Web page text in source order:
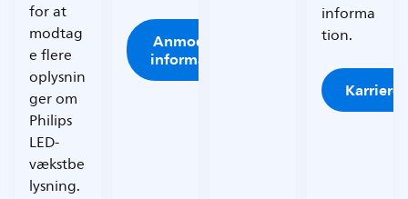
for at
modtag
e flere
oplysnin
ger om
Philips
LED-
vækstbe
lysning.
Anmod om
information
informa
tion.